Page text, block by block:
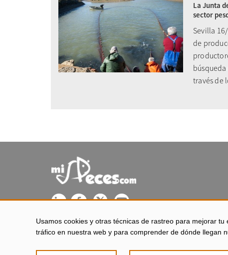
Usamos cookies y otras técnicas de rastreo para mejorar
tráfico en nuestra web y para comprender de dónde llegan
La Junta
sector
Sevilla
de
través de
misPeces se edita desde El Puerto de Santa María (Cádiz -